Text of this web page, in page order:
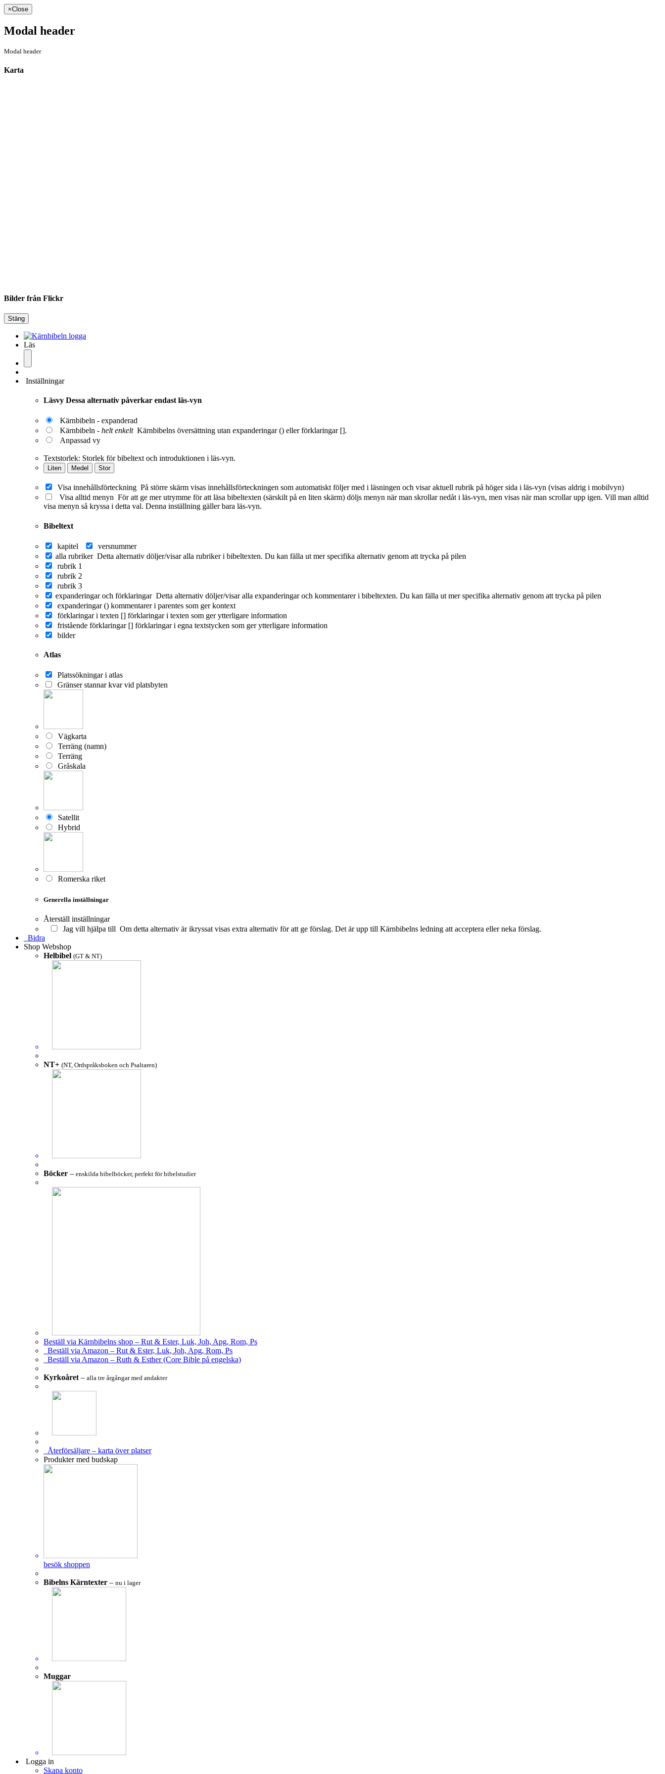
×Close
Modal header
Modal header
Karta
Bilder från Flickr
Stäng
Läs
Inställningar
Läsvy Dessa alternativ påverkar endast läs-vyn
Kärnbibeln - expanderad
Kärnbibeln - helt enkelt Kärnbibelns översättning utan expanderingar () eller förklaringar [].
Anpassad vy
Textstorlek: Storlek för bibeltext och introduktionen i läs-vyn.
Liten Medel Stor
Visa innehållsförteckning På större skärm visas innehållsförteckningen som automatiskt följer med i läsningen och visar aktuell rubrik på höger sida i läs-vyn (visas aldrig i mobilvyn)
Visa alltid menyn För att ge mer utrymme för att läsa bibeltexten (särskilt på en liten skärm) döljs menyn när man skrollar nedåt i läs-vyn, men visas när man scrollar upp igen. Vill man alltid
visa menyn så kryssa i detta val. Denna inställning gäller bara läs-vyn.
Bibeltext
kapitel
versnummer
alla rubriker Detta alternativ döljer/visar alla rubriker i bibeltexten. Du kan fälla ut mer specifika alternativ genom att trycka på pilen
rubrik 1
rubrik 2
rubrik 3
expanderingar och förklaringar Detta alternativ döljer/visar alla expanderingar och kommentarer i bibeltexten. Du kan fälla ut mer specifika alternativ genom att trycka på pilen
expanderingar () kommentarer i parentes som ger kontext
förklaringar i texten [] förklaringar i texten som ger ytterligare information
fristående förklaringar [] förklaringar i egna textstycken som ger ytterligare information
bilder
Atlas
Platssökningar i atlas
Gränser stannar kvar vid platsbyten
Vägkarta
Terräng (namn)
Terräng
Gråskala
Satellit
Hybrid
Romerska riket
Generella inställningar
Återställ inställningar
Jag vill hjälpa till Om detta alternativ är ikryssat visas extra alternativ för att ge förslag. Det är upp till Kärnbibelns ledning att acceptera eller neka förslag.
Bidra
Shop Webshop
Helbibel (GT & NT)
NT+ (NT, Ordspråksboken och Psaltaren)
Böcker – enskilda bibelböcker, perfekt för bibelstudier
Beställ via Kärnbibelns shop – Rut & Ester, Luk, Joh, Apg, Rom, Ps
Beställ via Amazon – Rut & Ester, Luk, Joh, Apg, Rom, Ps
Beställ via Amazon – Ruth & Esther (Core Bible på engelska)
Kyrkoåret – alla tre årgångar med andakter
Återförsäljare – karta över platser
Produkter med budskap
besök shoppen
Bibelns Kärntexter – nu i lager
Muggar
Logga in
Skapa konto